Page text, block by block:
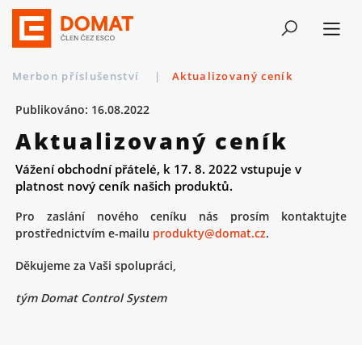
Merbon příslušenství | Aktualizovaný ceník
Publikováno: 16.08.2022
Aktualizovaný ceník
Vážení obchodní přátelé, k 17. 8. 2022 vstupuje v
platnost nový ceník našich produktů.
Pro zaslání nového ceníku nás prosím kontaktujte
prostřednictvím e-mailu produkty@domat.cz.
Děkujeme za Vaši spolupráci,
tým Domat Control System